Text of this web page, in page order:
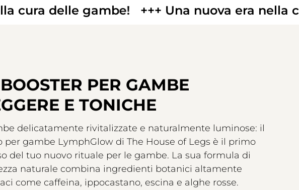
delle gambe! +++ Una nuova era nella cura
PER GAMBE
E TONICHE
delicatamente rivitalizzate e naturalmente luminose: il
per gambe LymphGlow di The House of Legs è il primo
del tuo nuovo rituale per le gambe. La sua formula di
naturale combina ingredienti botanici altamente
come caffeina, ippocastano, escina e alghe rosse.